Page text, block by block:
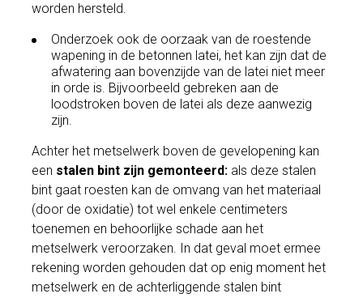
worden hersteld.
Onderzoek ook de oorzaak van de roestende
wapening in de betonnen latei, het kan zijn dat de
afwatering aan bovenzijde van de latei niet meer
in orde is. Bijvoorbeeld gebreken aan de
loodstroken boven de latei als deze aanwezig
zijn.
Achter het metselwerk boven de gevelopening kan
een stalen bint zijn gemonteerd: als deze stalen
bint gaat roesten kan de omvang van het materiaal
(door de oxidatie) tot wel enkele centimeters
toenemen en behoorlijke schade aan het
metselwerk veroorzaken. In dat geval moet ermee
rekening worden gehouden dat op enig moment het
metselwerk en de achterliggende stalen bint